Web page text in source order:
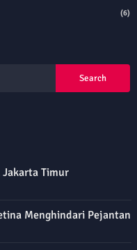
(6)
Timur
Menghindari Pejantan